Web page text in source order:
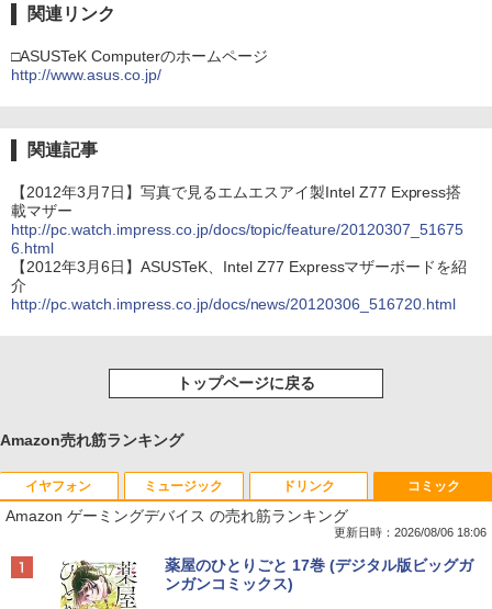
関連リンク
□ASUSTeK Computerのホームページ
http://www.asus.co.jp/
関連記事
【2012年3月7日】写真で見るエムエスアイ製Intel Z77 Express搭
載マザー
http://pc.watch.impress.co.jp/docs/topic/feature/20120307_51675
6.html
【2012年3月6日】ASUSTeK、Intel Z77 Expressマザーボードを紹
介
http://pc.watch.impress.co.jp/docs/news/20120306_516720.html
トップページに戻る
Amazon売れ筋ランキング
イヤフォン
Anker Soundcore P40i オフホワイト
ミュージック
BRUCE WAYNE feat. Flo Milli, ATL Jacob
[Explicit]
ドリンク
【Amazon.co.jp限定】 い・ろ・は・す 2L P
ET ラベルレス ×8本
コミック
Amazon ゲーミングデバイス の売れ筋ランキング
更新日時：2026/08/06 18:06
薬屋のひとりごと 17巻 (デジタル版ビッグガ
ンガンコミックス)